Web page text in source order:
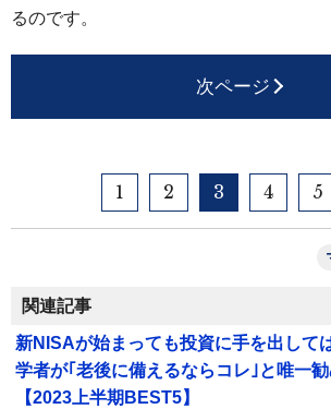
るのです。
次ページ
1 2 3 4 5
関連記事
新NISAが始まっても投資に手を出して
学者が｢老後に備えるならコレ｣と唯一
【2023上半期BEST5】